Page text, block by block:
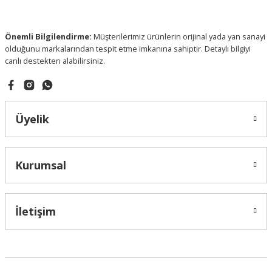
Önemli Bilgilendirme: Müşterilerimiz ürünlerin orijinal yada yan sanayi
olduğunu markalarından tespit etme imkanına sahiptir. Detaylı bilgiyi
canlı destekten alabilirsiniz.
Üyelik
Kurumsal
İletişim